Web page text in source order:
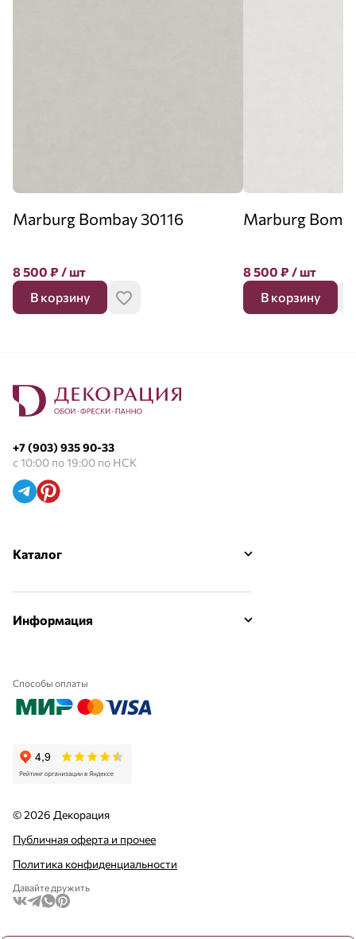
Marburg Bombay 30116
8 500 ₽ / шт
В корзину
Marburg
8 500 ₽ / шт
В корзину
+7 (903) 935 90-33
с 10:00 по 19:00 по НСК
Каталог
Информация
Способы оплаты
© 2026 Декорация
Публичная оферта и прочее
Политика конфиденциальности
Давайте дружить